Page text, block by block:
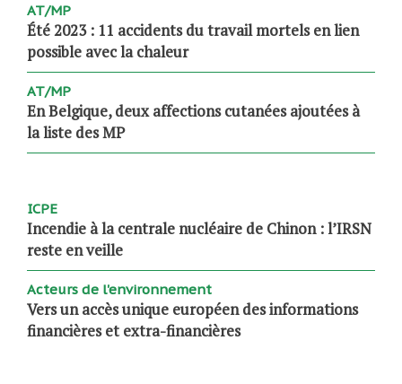
AT/MP
Été 2023 : 11 accidents du travail mortels en lien
possible avec la chaleur
AT/MP
En Belgique, deux affections cutanées ajoutées à
la liste des MP
ICPE
Incendie à la centrale nucléaire de Chinon : l’IRSN
reste en veille
Acteurs de l'environnement
Vers un accès unique européen des informations
financières et extra-financières